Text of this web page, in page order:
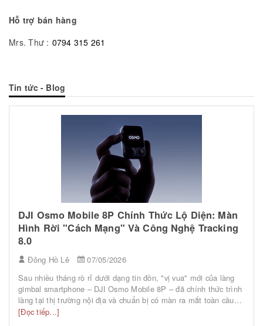
Hỗ trợ bán hàng
Mrs. Thư : 0794 315 261
Tin tức - Blog
DJI Osmo Mobile 8P Chính Thức Lộ Diện: Màn
Hình Rời "Cách Mạng" Và Công Nghệ Tracking
8.0
Đông Hồ Lê
07/05/2026
Sau nhiều tháng rò rỉ dưới dạng tin đồn, "vị vua" mới của làng
gimbal smartphone – DJI Osmo Mobile 8P – đã chính thức trình
làng tại thị trường nội địa và chuẩn bị có màn ra mắt toàn cầu
vào ngày 7/5/2026. Không chỉ là một bản nâng cấp nhẹ, phiên
[Đọc tiếp...]